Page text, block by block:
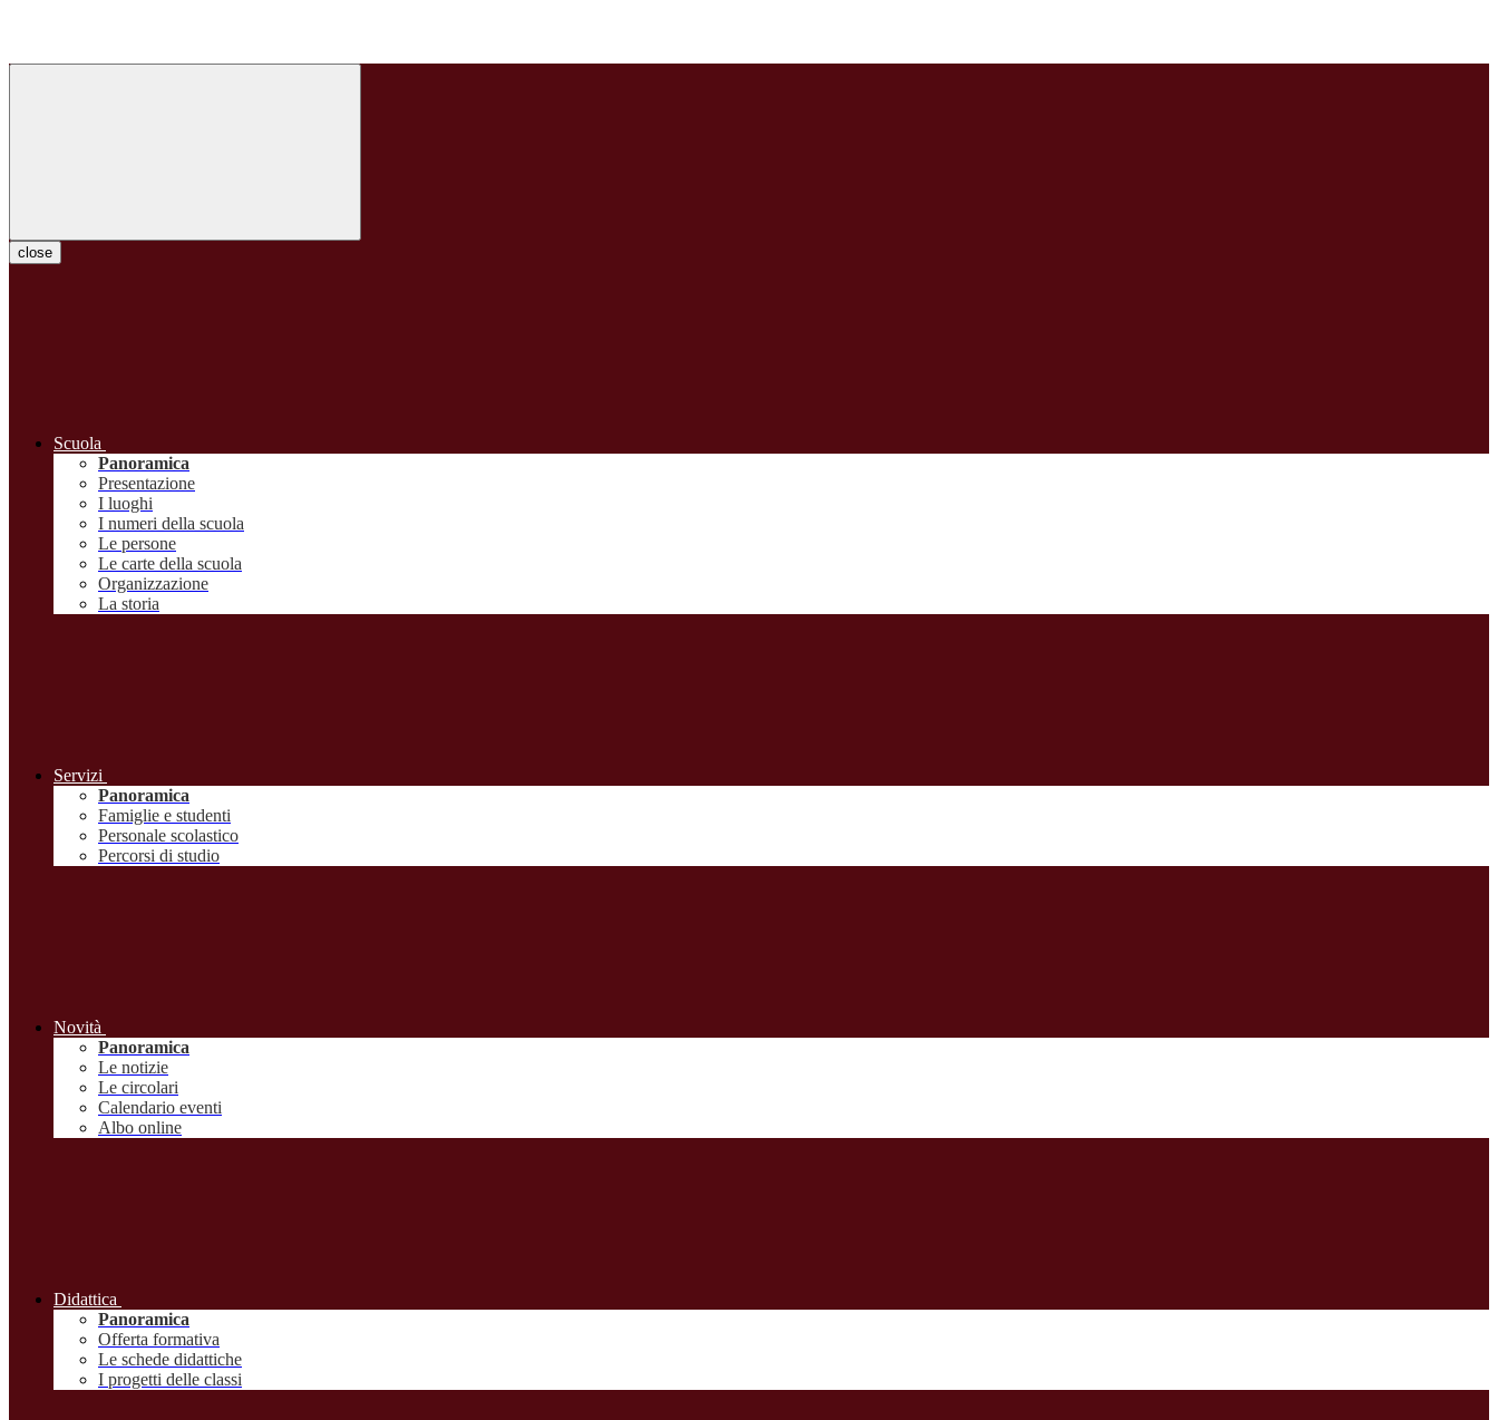
close
Scuola
Panoramica
Presentazione
I luoghi
I numeri della scuola
Le persone
Le carte della scuola
Organizzazione
La storia
Servizi
Panoramica
Famiglie e studenti
Personale scolastico
Percorsi di studio
Novità
Panoramica
Le notizie
Le circolari
Calendario eventi
Albo online
Didattica
Panoramica
Offerta formativa
Le schede didattiche
I progetti delle classi